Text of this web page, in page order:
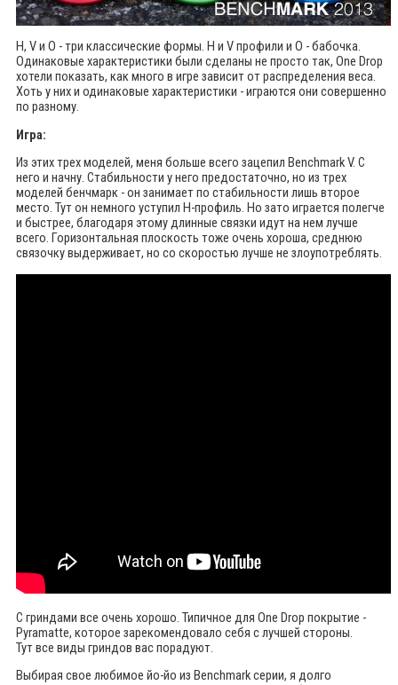
H, V и O - три классические формы. H и V профили и О - бабочка.
Одинаковые характеристики были сделаны не просто так, One Drop
хотели показать, как много в игре зависит от распределения веса.
Хоть у них и одинаковые характеристики - играются они совершенно
по разному.
Игра:
Из этих трех моделей, меня больше всего зацепил Benchmark V. С
него и начну. Стабильности у него предостаточно, но из трех
моделей бенчмарк - он занимает по стабильности лишь второе
место. Тут он немного уступил H-профиль. Но зато играется полегче
и быстрее, благодаря этому длинные связки идут на нем лучше
всего. Горизонтальная плоскость тоже очень хороша, среднюю
связочку выдерживает, но со скоростью лучше не злоупотреблять.
С гриндами все очень хорошо. Типичное для One Drop покрытие -
Pyramatte, которое зарекомендовало себя с лучшей стороны.
Тут все виды гриндов вас порадуют.
Выбирая свое любимое йо-йо из Benchmark серии, я долго